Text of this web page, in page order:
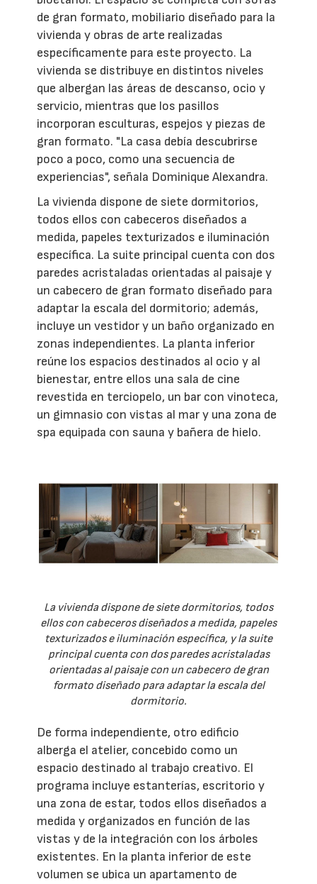
de gran formato, mobiliario diseñado para la
vivienda y obras de arte realizadas
específicamente para este proyecto. La
vivienda se distribuye en distintos niveles
que albergan las áreas de descanso, ocio y
servicio, mientras que los pasillos
incorporan esculturas, espejos y piezas de
gran formato. "La casa debía descubrirse
poco a poco, como una secuencia de
experiencias", señala Dominique Alexandra.
La vivienda dispone de siete dormitorios,
todos ellos con cabeceros diseñados a
medida, papeles texturizados e iluminación
específica. La suite principal cuenta con dos
paredes acristaladas orientadas al paisaje y
un cabecero de gran formato diseñado para
adaptar la escala del dormitorio; además,
incluye un vestidor y un baño organizado en
zonas independientes. La planta inferior
reúne los espacios destinados al ocio y al
bienestar, entre ellos una sala de cine
revestida en terciopelo, un bar con vinoteca,
un gimnasio con vistas al mar y una zona de
spa equipada con sauna y bañera de hielo.
La vivienda dispone de siete dormitorios, todos
ellos con cabeceros diseñados a medida, papeles
texturizados e iluminación específica, y la suite
principal cuenta con dos paredes acristaladas
orientadas al paisaje con un cabecero de gran
formato diseñado para adaptar la escala del
dormitorio.
De forma independiente, otro edificio
alberga el atelier, concebido como un
espacio destinado al trabajo creativo. El
programa incluye estanterías, escritorio y
una zona de estar, todos ellos diseñados a
medida y organizados en función de las
vistas y de la integración con los árboles
existentes. En la planta inferior de este
volumen se ubica un apartamento de